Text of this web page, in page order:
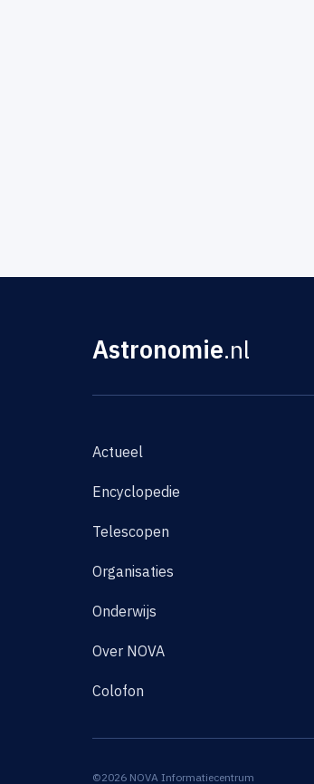
Astronomie.nl
Actueel
Encyclopedie
Telescopen
Organisaties
Onderwijs
Over NOVA
Colofon
©2026 NOVA Informatiecentrum